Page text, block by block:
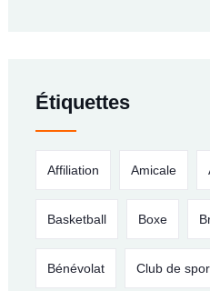
Étiquettes
Affiliation Amicale
Basketball Boxe
Bénévolat Club de